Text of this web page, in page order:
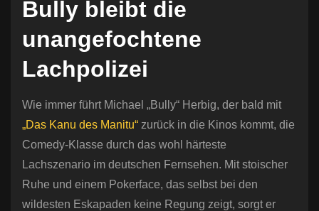
Bully bleibt die
unangefochtene
Lachpolizei
Wie immer führt Michael „Bully“ Herbig, der bald mit
„Das Kanu des Manitu“ zurück in die Kinos kommt, die
Comedy-Klasse durch das wohl härteste
Lachszenario im deutschen Fernsehen. Mit stoischer
Ruhe und einem Pokerface, das selbst bei den
wildesten Eskapaden keine Regung zeigt, sorgt er